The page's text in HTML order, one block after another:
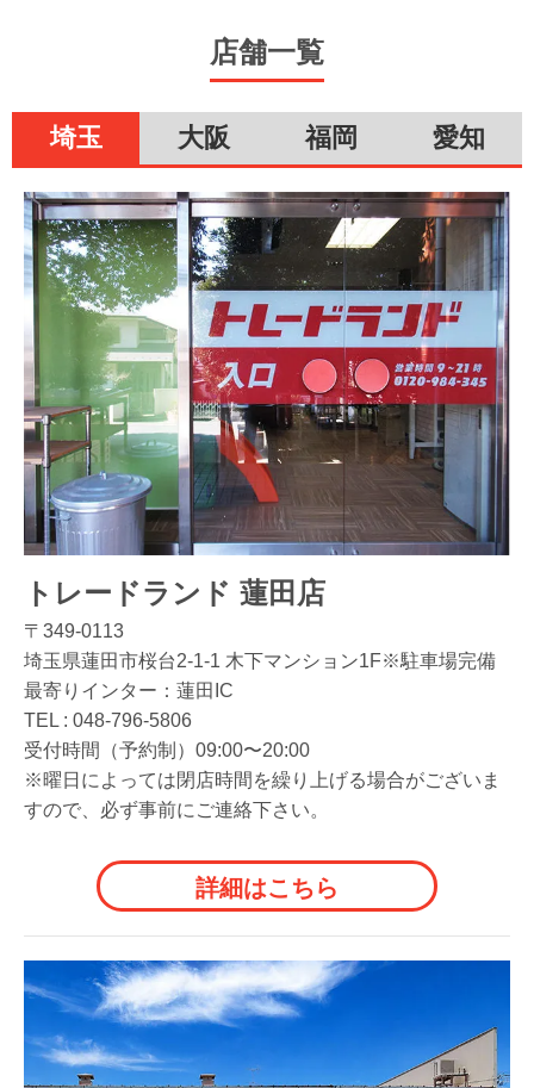
店舗一覧
埼玉 大阪 福岡 愛知
トレードランド 蓮田店
〒349-0113
埼玉県蓮田市桜台2-1-1 木下マンション1F※駐車場完備
最寄りインター：蓮田IC
TEL : 048-796-5806
受付時間（予約制）09:00〜20:00
※曜日によっては閉店時間を繰り上げる場合がございま
すので、必ず事前にご連絡下さい。
詳細はこちら